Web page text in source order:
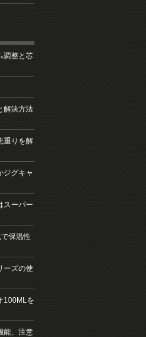
調整と芯
解決方法
重りを解
ジグキャ
スーパー
保温性
ーズの使
100MLを
能、注意